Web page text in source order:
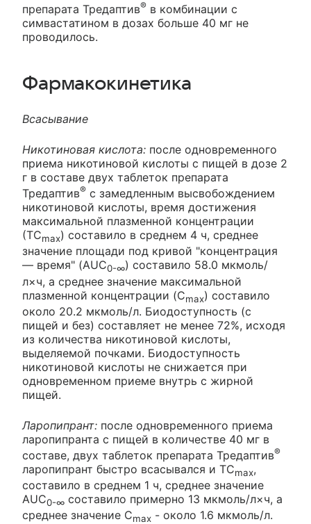
препарата Тредаптив® в комбинации с
симвастатином в дозах больше 40 мг не
проводилось.
Фармакокинетика
Всасывание
Никотиновая кислота: после одновременного
приема никотиновой кислоты с пищей в дозе 2
г в составе двух таблеток препарата
Тредаптив® с замедленным высвобождением
никотиновой кислоты, время достижения
максимальной плазменной концентрации
(ТCmax) составило в среднем 4 ч, среднее
значение площади под кривой "концентрация
— время" (AUC0-∞) составило 58.0 мкмоль/
л×ч, а среднее значение максимальной
плазменной концентрации (Cmax) составило
около 20.2 мкмоль/л. Биодоступность (с
пищей и без) составляет не менее 72%, исходя
из количества никотиновой кислоты,
выделяемой почками. Биодоступность
никотиновой кислоты не снижается при
одновременном приеме внутрь с жирной
пищей.
Ларопипрант: после одновременного приема
ларопипранта с пищей в количестве 40 мг в
составе, двух таблеток препарата Тредаптив®
ларопипрант быстро всасывался и ТCmax,
составило в среднем 1 ч, среднее значение
AUC0-∞ составило примерно 13 мкмоль/л×ч, а
среднее значение Cmax - около 1.6 мкмоль/л.